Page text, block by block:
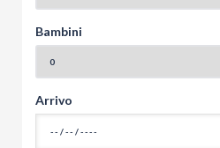
Bambini
Arrivo